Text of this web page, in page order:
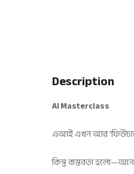
Description
AI Masterclass
এআই এখন আর
কিন্তু বাস্তবতা